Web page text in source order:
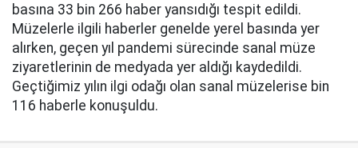
basına 33 bin 266 haber yansıdığı tespit edildi.
Müzelerle ilgili haberler genelde yerel basında yer
alırken, geçen yıl pandemi sürecinde sanal müze
ziyaretlerinin de medyada yer aldığı kaydedildi.
Geçtiğimiz yılın ilgi odağı olan sanal müzelerise bin
116 haberle konuşuldu.